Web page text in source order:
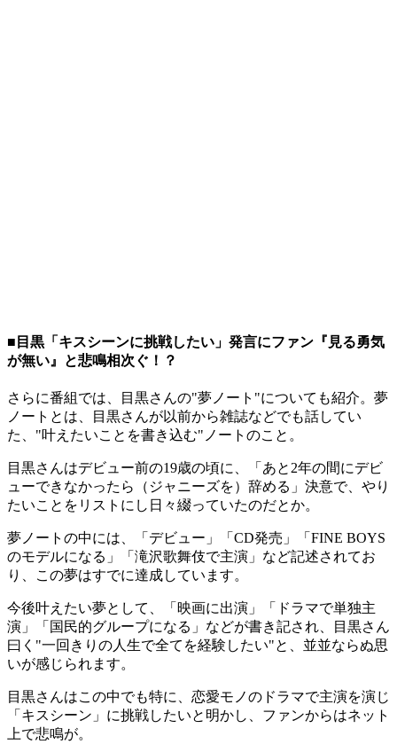
■目黒「キスシーンに挑戦したい」発言にファン『見る勇気
が無い』と悲鳴相次ぐ！？
さらに番組では、目黒さんの"夢ノート"についても紹介。夢
ノートとは、目黒さんが以前から雑誌などでも話してい
た、"叶えたいことを書き込む"ノートのこと。
目黒さんはデビュー前の19歳の頃に、「あと2年の間にデビ
ューできなかったら（ジャニーズを）辞める」決意で、やり
たいことをリストにし日々綴っていたのだとか。
夢ノートの中には、「デビュー」「CD発売」「FINE BOYS
のモデルになる」「滝沢歌舞伎で主演」など記述されてお
り、この夢はすでに達成しています。
今後叶えたい夢として、「映画に出演」「ドラマで単独主
演」「国民的グループになる」などが書き記され、目黒さん
曰く"一回きりの人生で全てを経験したい"と、並並ならぬ思
いが感じられます。
目黒さんはこの中でも特に、恋愛モノのドラマで主演を演じ
「キスシーン」に挑戦したいと明かし、ファンからはネット
上で悲鳴が。